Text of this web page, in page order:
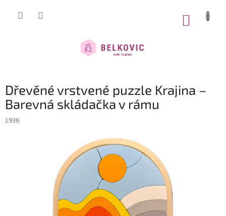
Dřevěné vrstvené puzzle Krajina –
Barevná skládačka v rámu
1936